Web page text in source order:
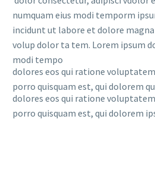
numquam eius modi temporm
incidunt ut labore et dolore
volup dolor ta tem. Lorem ipsum
modi tempo
dolores eos qui ratione
porro quisquam est, qui dolorem
dolores eos qui ratione
porro quisquam est, qui dolorem